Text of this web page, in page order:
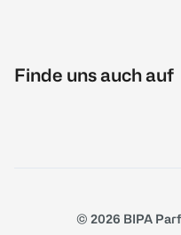
Finde uns auch auf
© 2026 BIPA